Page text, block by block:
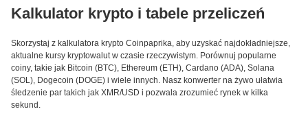
Kalkulator krypto i tabele przeliczeń
Skorzystaj z kalkulatora krypto Coinpaprika, aby uzyskać najdokładniejsze,
aktualne kursy kryptowalut w czasie rzeczywistym. Porównuj popularne
coiny, takie jak Bitcoin (BTC), Ethereum (ETH), Cardano (ADA), Solana
(SOL), Dogecoin (DOGE) i wiele innych. Nasz konwerter na żywo ułatwia
śledzenie par takich jak XMR/USD i pozwala zrozumieć rynek w kilka
sekund.